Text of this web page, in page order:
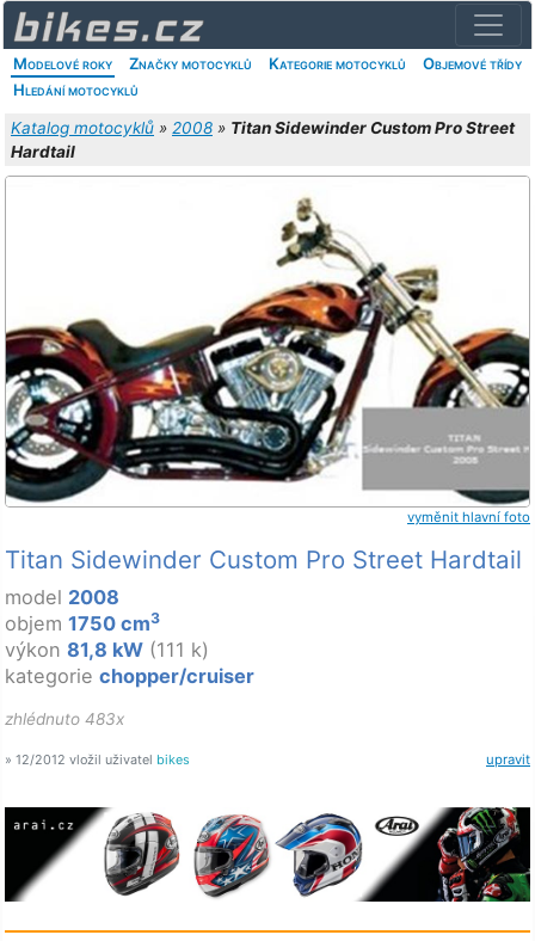
Modelové roky Značky motocyklů Kategorie motocyklů
Objemové třídy
Hledání motocyklů
Katalog motocyklů » 2008 » Titan Sidewinder Custom Pro Street
Hardtail
vyměnit hlavní foto
Titan Sidewinder Custom Pro Street Hardtail
model 2008
objem 1750 cm3
výkon 81,8 kW (111 k)
kategorie chopper/cruiser
zhlédnuto 483x
upravit
» 12/2012 vložil uživatel bikes